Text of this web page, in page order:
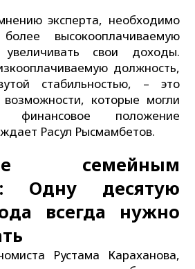
эксперта, необходимо
высокооплачиваемую
свои доходы.
должность,
стабильностью, – это
возможности, которые могли
положение
Расул Рысмамбетов.
семейным
Одну десятую
всегда нужно
Рустама Караханова,